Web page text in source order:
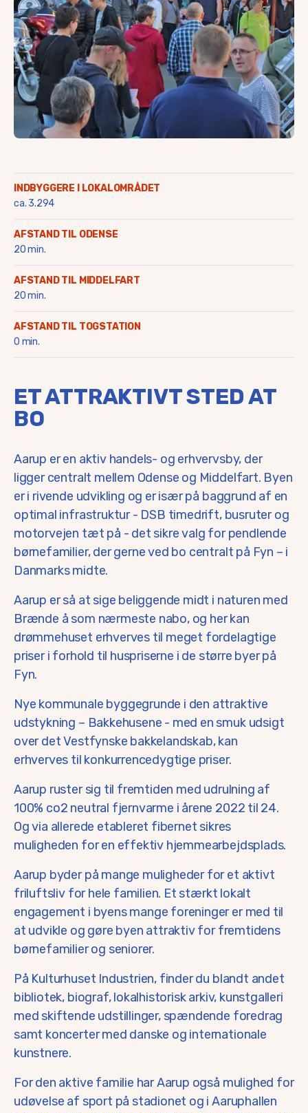
Saltofte
Skalbjerg & Magtenbølle
Skallebølle
Skydebjerg
Søby
Søllested & Vedtofte
Thorøhuse
Tommerup & Tommerup
INDBYGGERE I LOKALOMRÅDET
ca. 3.294
AFSTAND TIL ODENSE
20 min.
AFSTAND TIL MIDDELFART
20 min.
AFSTAND TIL TOGSTATION
0 min.
ET ATTRAKTIVT STED AT
BO
Aarup er en aktiv handels- og erhvervsby, der
ligger centralt mellem Odense og Middelfart. Byen
er i rivende udvikling og er især på baggrund af en
optimal infrastruktur - DSB timedrift, busruter og
motorvejen tæt på - det sikre valg for pendlende
børnefamilier, der gerne ved bo centralt på Fyn – i
Danmarks midte.
Aarup er så at sige beliggende midt i naturen med
Brænde å som nærmeste nabo, og her kan
drømmehuset erhverves til meget fordelagtige
priser i forhold til huspriserne i de større byer på
Fyn.
Nye kommunale byggegrunde i den attraktive
udstykning – Bakkehusene - med en smuk udsigt
over det Vestfynske bakkelandskab, kan
erhverves til konkurrencedygtige priser.
Aarup ruster sig til fremtiden med udrulning af
100% co2 neutral fjernvarme i årene 2022 til 24.
Og via allerede etableret fibernet sikres
muligheden for en effektiv hjemmearbejdsplads.
Aarup byder på mange muligheder for et aktivt
friluftsliv for hele familien. Et stærkt lokalt
engagement i byens mange foreninger er med til
at udvikle og gøre byen attraktiv for fremtidens
børnefamilier og seniorer.
På Kulturhuset Industrien, finder du blandt andet
bibliotek, biograf, lokalhistorisk arkiv, kunstgalleri
med skiftende udstillinger, spændende foredrag
samt koncerter med danske og internationale
kunstnere.
For den aktive familie har Aarup også mulighed for
udøvelse af sport på stadionet og i Aaruphallen